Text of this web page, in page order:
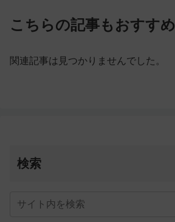
こちらの記事もおすすめ
関連記事は見つかりませんでした。
検索